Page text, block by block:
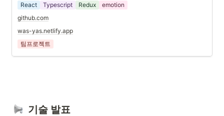
React
Typescript Redux
emotion
github.com
was-yas.netlify.app
팀프로젝트
기술 발표